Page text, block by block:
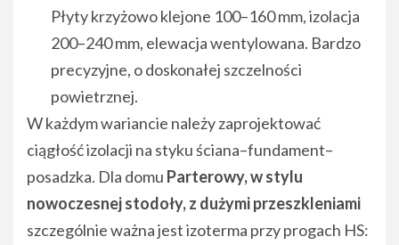
Płyty krzyżowo klejone 100–160 mm, izolacja
200–240 mm, elewacja wentylowana. Bardzo
precyzyjne, o doskonałej szczelności
powietrznej.
W każdym wariancie należy zaprojektować
ciągłość izolacji na styku ściana–fundament–
posadzka. Dla domu Parterowy, w stylu
nowoczesnej stodoły, z dużymi przeszkleniami
szczególnie ważna jest izoterma przy progach HS: